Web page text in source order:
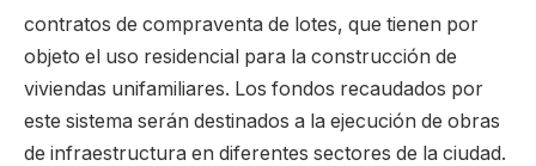
contratos de compraventa de lotes, que tienen por
objeto el uso residencial para la construcción de
viviendas unifamiliares. Los fondos recaudados por
este sistema serán destinados a la ejecución de obras
de infraestructura en diferentes sectores de la ciudad.